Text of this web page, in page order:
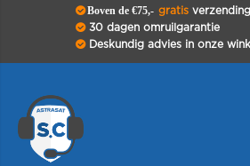
Boven de €75,- gratisverzending
30 dagen omruilgarantie
Deskundig advies in onze